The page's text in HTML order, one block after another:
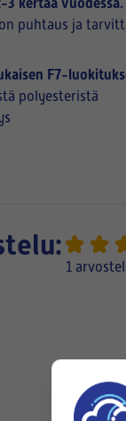
puhtaus ja
F7-
polyesteristä
1